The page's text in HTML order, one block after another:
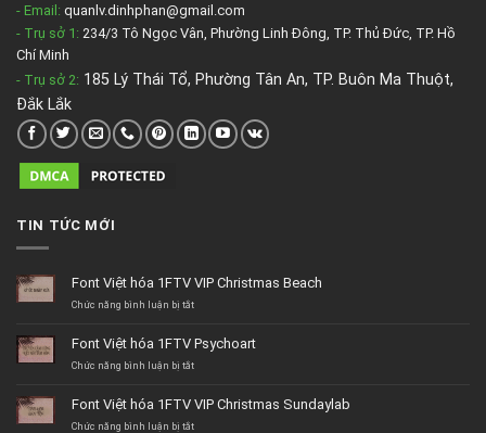
- Email: quanlv.dinhphan@gmail.com
- Trụ sở 1: 234/3 Tô Ngọc Vân, Phường Linh Đông, TP. Thủ Đức, TP. Hồ
Chí Minh
- Trụ sở 2: 185 Lý Thái Tổ, Phường Tân An, TP. Buôn Ma Thuột,
Đắk Lắk
TIN TỨC MỚI
Font Việt hóa 1FTV VIP Christmas Beach
Chức năng bình luận bị tắtở
hóa
1FTV
Beach
Font Việt hóa 1FTV Psychoart
Chức năng bình luận bị tắtở
hóa
1FTV
Font Việt hóa 1FTV VIP Christmas Sundaylab
Chức năng bình luận bị tắtở